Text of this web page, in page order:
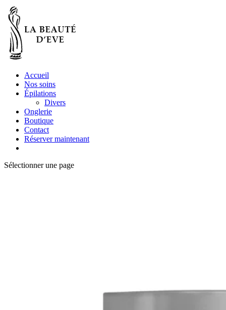
Accueil
Nos soins
Épilations
Divers
Onglerie
Boutique
Contact
Réserver maintenant
Sélectionner une page